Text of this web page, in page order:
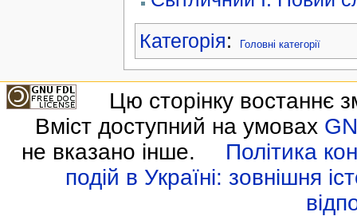
Категорія: Головні категорії
Цю сторінку востаннє
Вміст доступний на умовах
не вказано інше.
Політика
подій в Україні: зовнішня